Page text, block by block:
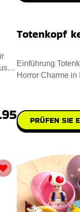
Totenkopf
Einführung
Horror Charme in
PRÜFEN SIE